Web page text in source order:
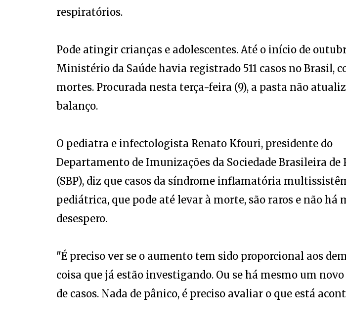
respiratórios.
Pode atingir crianças e adolescentes. Até o início de
Ministério da Saúde havia registrado 511 casos no Brasil,
mortes. Procurada nesta terça-feira (9), a pasta não
balanço.
O pediatra e infectologista Renato Kfouri, presidente do
Departamento de Imunizações da Sociedade Brasileira de
(SBP), diz que casos da síndrome inflamatória
pediátrica, que pode até levar à morte, são raros e não há
desespero.
"É preciso ver se o aumento tem sido proporcional aos
coisa que já estão investigando. Ou se há mesmo um
de casos. Nada de pânico, é preciso avaliar o que está